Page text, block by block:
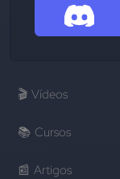
🎬 Vídeos
📚 Cursos
📰 Artigos